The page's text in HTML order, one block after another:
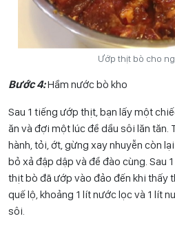
Ướp thịt bò cho
Bước 4:Hầm nước bò kho
Sau 1 tiếng ướp thịt, bạn lấy một
ăn và đợi một lúc đề dầu sôi lăn tăn.
hành, tỏi, ớt, gừng xay nhuyễn còn
bỏ xả đập dập và để đào cùng. Sau
thịt bò đã ướp vào đảo đến khi thấy
quế lộ, khoảng 1 lít nước lọc và 1 lít
sôi.